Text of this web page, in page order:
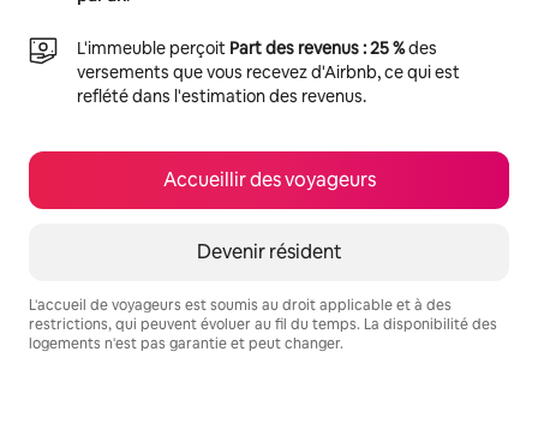
L'immeuble perçoit Part des revenus : 25 %des
versements que vous recevez d'Airbnb, ce qui est
reflété dans l'estimation des revenus.
Accueillir des voyageurs
Devenir résident
L'accueil de voyageurs est soumis au droit applicable et à des
restrictions, qui peuvent évoluer au fil du temps. La disponibilité des
logements n'est pas garantie et peut changer.